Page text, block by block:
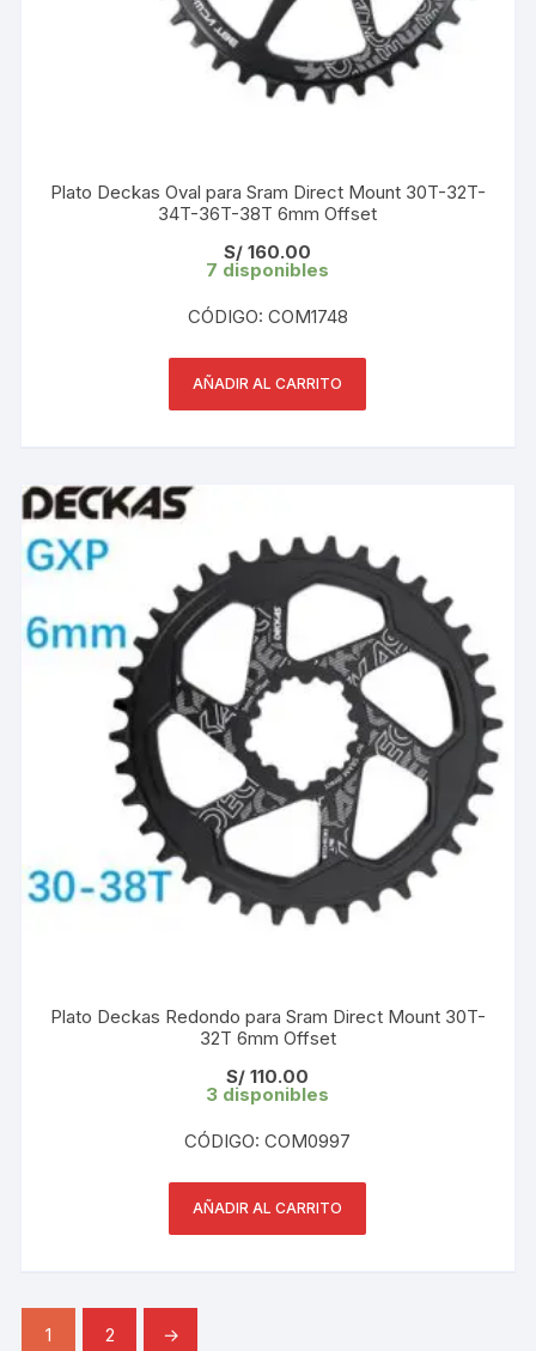
Plato Deckas Oval para Sram Direct Mount 30T-32T-
34T-36T-38T 6mm Offset
S/ 160.00
7 disponibles
CÓDIGO: COM1748
AÑADIR AL CARRITO
Plato Deckas Redondo para Sram Direct Mount 30T-
32T 6mm Offset
S/ 110.00
3 disponibles
CÓDIGO: COM0997
AÑADIR AL CARRITO
1 2 →